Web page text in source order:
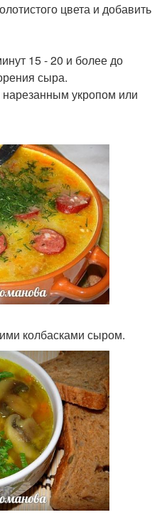
цвета и добавить
15 - 20 и более до
сыра.
укропом или
колбасками сыром.